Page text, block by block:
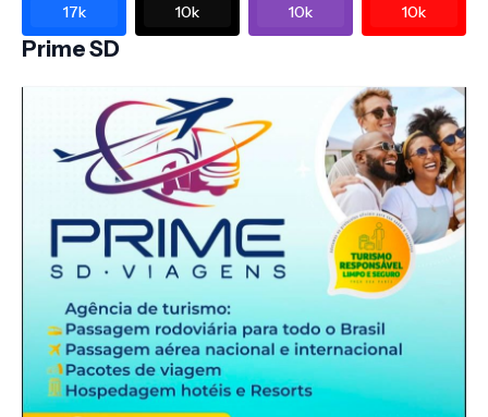
17k 10k 10k 10k
Prime SD